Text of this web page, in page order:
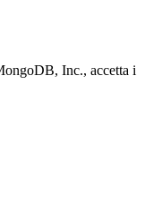
Inc., accetta i